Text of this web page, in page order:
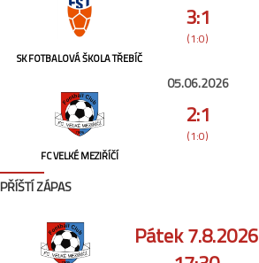
SK FOTBALOVÁ ŠKOLA TŘEBÍČ
3:1
(1:0)
FC VELKÉ MEZIŘÍČÍ
05.06.2026
2:1
(1:0)
PŘÍŠTÍ ZÁPAS
Pátek 7.8.2026